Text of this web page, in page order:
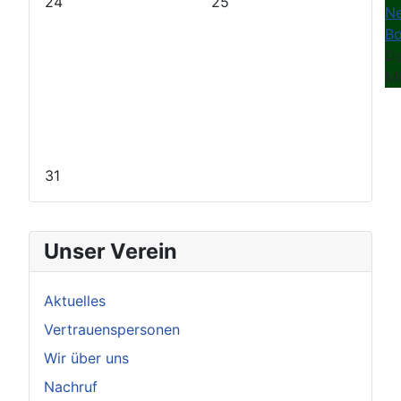
Unser Verein
Aktuelles
Vertrauenspersonen
Wir über uns
Nachruf
31